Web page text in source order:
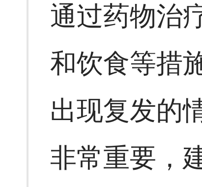
通过药物治
和饮食等措
出现复发的
非常重要，